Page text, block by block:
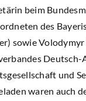
beim
des
sowie
und
waren auch